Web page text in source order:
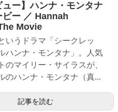
ュー】ハンナ・モンタナ
ビー ／ Hannah
Movie
いうドラマ「シークレッ
ハンナ・モンタナ」。人気
のマイリー・サイラスが、
のハンナ・モンタナ（真...
記事を読む